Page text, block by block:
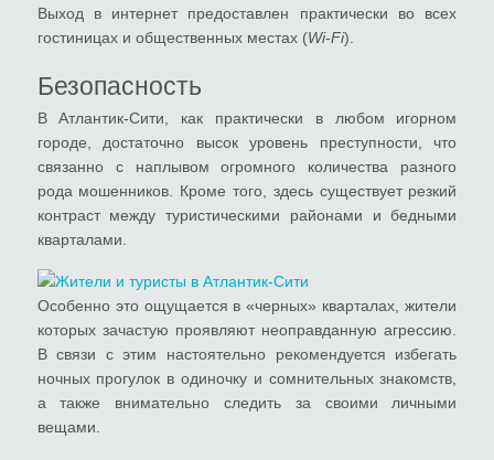
Выход в интернет предоставлен практически во всех
гостиницах и общественных местах (Wi-Fi).
Безопасность
В Атлантик-Сити, как практически в любом игорном
городе, достаточно высок уровень преступности, что
связанно с наплывом огромного количества разного
рода мошенников. Кроме того, здесь существует резкий
контраст между туристическими районами и бедными
кварталами.
Особенно это ощущается в «черных» кварталах, жители
которых зачастую проявляют неоправданную агрессию.
В связи с этим настоятельно рекомендуется избегать
ночных прогулок в одиночку и сомнительных знакомств,
а также внимательно следить за своими личными
вещами.